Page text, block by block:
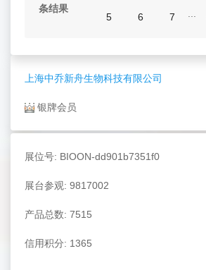
上海中乔新舟生物科技有限公司
银牌会员
展位号: BIOON-dd901b7351f0
展台参观: 9817002
产品总数: 7515
信用积分: 1365
条结果
5 6 7